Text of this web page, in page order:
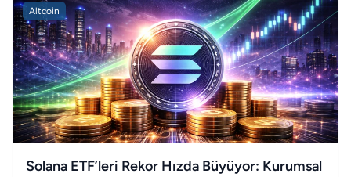
Altcoin
Solana ETF’leri Rekor Hızda Büyüyor: Kurumsal